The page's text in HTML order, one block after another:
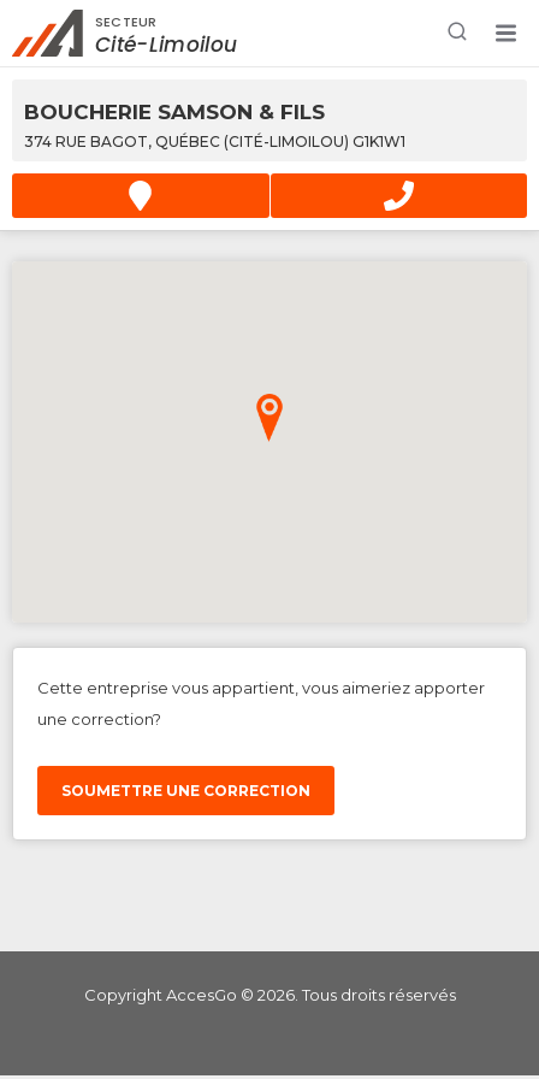
Rechercher à proximité - Entreprise / Rabais /
Services
SECTEUR
Cité-Limoilou
BOUCHERIE SAMSON & FILS
374 RUE BAGOT, QUÉBEC (CITÉ-LIMOILOU) G1K1W1
Cette entreprise vous appartient, vous aimeriez apporter
une correction?
SOUMETTRE UNE CORRECTION
Copyright AccesGo © 2026. Tous droits réservés